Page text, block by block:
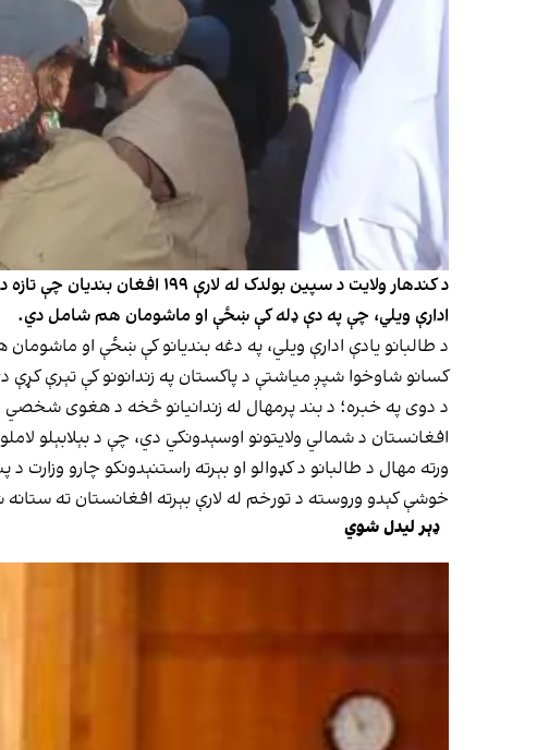
د کندهار ولایت د سپین
ادارې ویلي، چې په دې ډله کې ښځې او ماشومان هم شامل دي.
د طالبانو یادې ادارې ویلي، په دغه بندیانو کې ښځې او
کسانو شاوخوا شپږ میاشتې د پاکستان په زندانونو کې تېرې کړې
د دوی په خبره؛ د بند پرمهال له زندانیانو څخه د هغوی
افغانستان د شمالي ولایتونو اوسېدونکي دي، چې د بېلابېلو
خوشې کېدو وروسته د تورخم له لارې بېرته افغانستان ته
ډېر لیدل شوي